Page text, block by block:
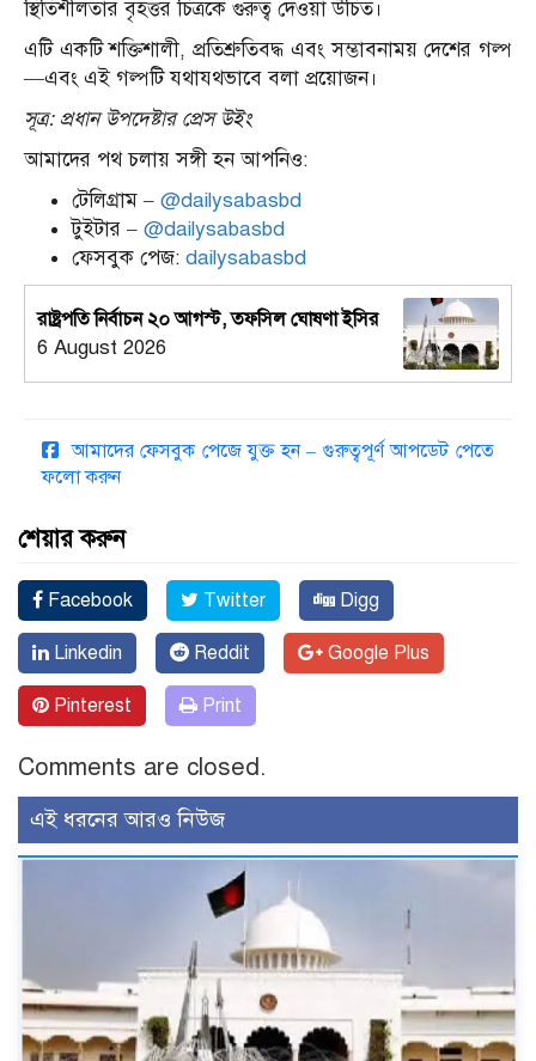
স্থিতিশীলতার বৃহত্তর চিত্রকে গুরুত্ব দেওয়া উচিত।
এটি একটি শক্তিশালী, প্রতিশ্রুতিবদ্ধ এবং সম্ভাবনাময় দেশের গল্প
—এবং এই গল্পটি যথাযথভাবে বলা প্রয়োজন।
সূত্র: প্রধান উপদেষ্টার প্রেস উইং
আমাদের পথ চলায় সঙ্গী হন আপনিও:
টেলিগ্রাম – @dailysabasbd
টুইটার – @dailysabasbd
ফেসবুক পেজ: dailysabasbd
রাষ্ট্রপতি নির্বাচন ২০ আগস্ট, তফসিল ঘোষণা ইসির
6 August 2026
আমাদের ফেসবুক পেজে যুক্ত হন – গুরুত্বপূর্ণ আপডেট পেতে
ফলো করুন
শেয়ার করুন
Facebook Twitter Digg
Linkedin Reddit Google Plus
Pinterest Print
Comments are closed.
এই ধরনের আরও নিউজ